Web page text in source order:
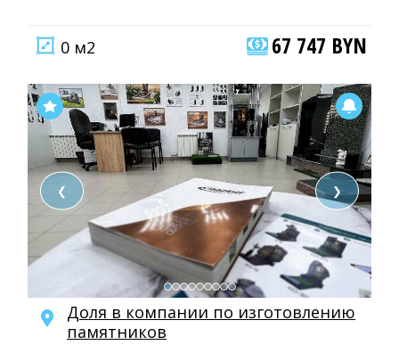
0 м2 67 747 BYN
❮ ❯
Доля в компании по изготовлению
памятников